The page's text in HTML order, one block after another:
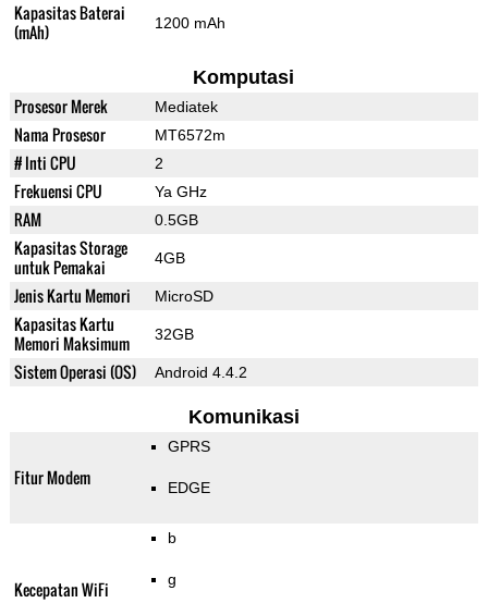
Kapasitas Baterai
(mAh)
1200 mAh
Komputasi
Prosesor Merek Mediatek
Nama Prosesor MT6572m
# Inti CPU 2
Frekuensi CPU Ya GHz
RAM 0.5GB
Kapasitas Storage
untuk Pemakai
4GB
Jenis Kartu Memori MicroSD
Kapasitas Kartu
Memori Maksimum
32GB
Sistem Operasi (OS) Android 4.4.2
Komunikasi
Fitur Modem
GPRS
EDGE
Kecepatan WiFi
b
g